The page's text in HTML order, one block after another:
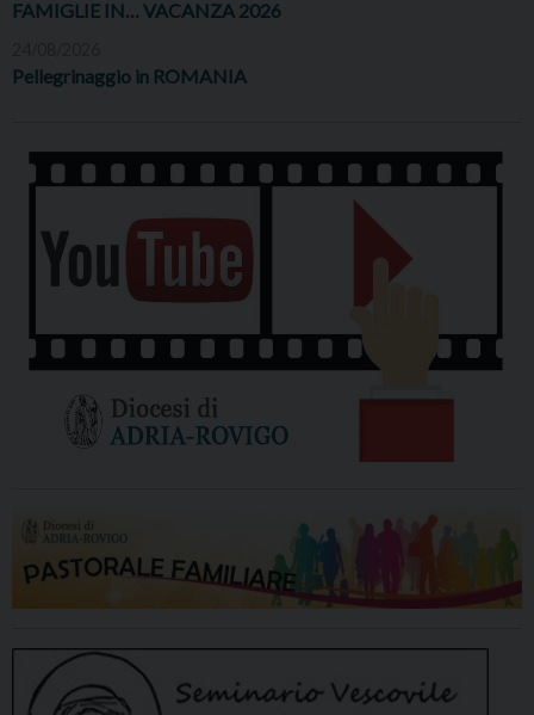
FAMIGLIE IN… VACANZA 2026
Pellegrinaggio in ROMANIA